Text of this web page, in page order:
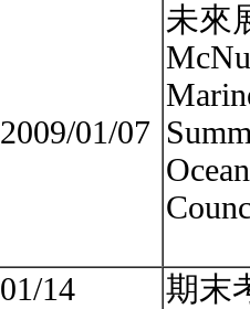
2009/01/07
未來
01/14 期末